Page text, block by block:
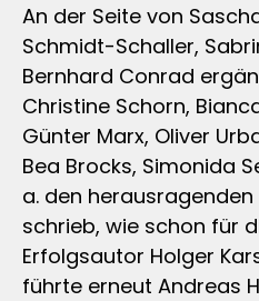
An der Seite von
Schmidt-Schaller,
Bernhard Conrad
Christine Schorn,
Günter Marx, Oliver
Bea Brocks, Simonida
a. den
schrieb, wie schon für
Erfolgsautor Holger
führte erneut Andreas